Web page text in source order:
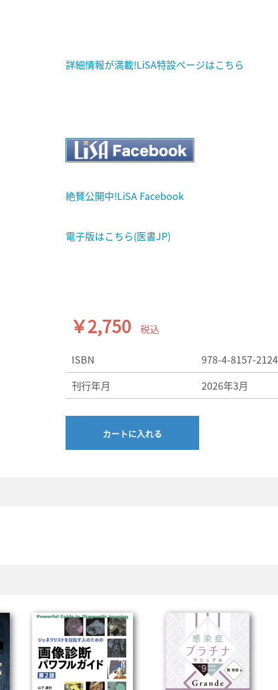
詳細情報が満載!LiSA特設ページはこちら
絶賛公開中!LiSA Facebook
電子版はこちら(医書JP)
￥2,750 税込
ISBN
978-4-8157-
刊行年月
2026年3月
カートに入れる